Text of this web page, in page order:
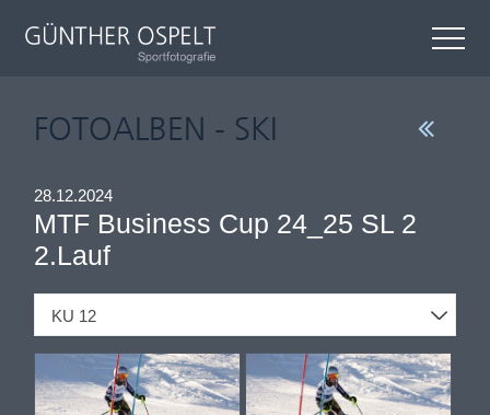
FOTOALBEN - SKI
28.12.2024
MTF Business Cup 24_25 SL 2
2.Lauf